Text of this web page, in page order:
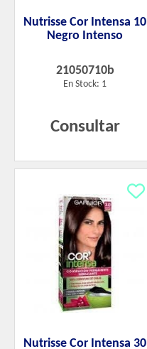
Nutrisse Cor Intensa 10
Negro Intenso
21050710b
En Stock: 1
Consultar
Nutrisse Cor Intensa 30